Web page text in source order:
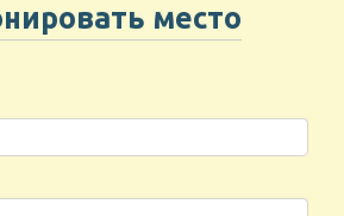
место